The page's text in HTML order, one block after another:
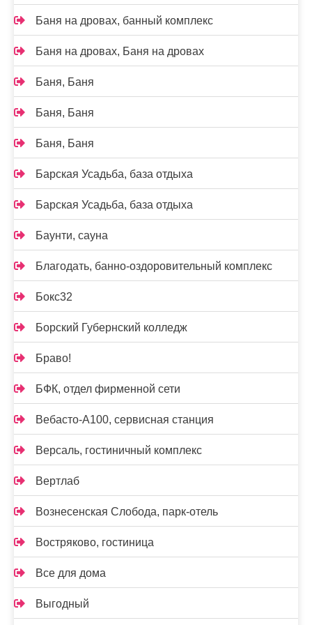
Баня на дровах, банный комплекс
Баня на дровах, Баня на дровах
Баня, Баня
Баня, Баня
Баня, Баня
Барская Усадьба, база отдыха
Барская Усадьба, база отдыха
Баунти, сауна
Благодать, банно-оздоровительный комплекс
Бокс32
Борский Губернский колледж
Браво!
БФК, отдел фирменной сети
Вебасто-А100, сервисная станция
Версаль, гостиничный комплекс
Вертлаб
Вознесенская Слобода, парк-отель
Востряково, гостиница
Все для дома
Выгодный